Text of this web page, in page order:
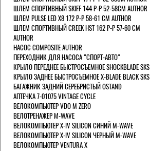
ШЛЕМ СПОРТИВНЫЙ SKIFF 144 Р-Р 52-58СМ AUTHOR
ШЛЕМ PULSE LED X8 172 Р-Р 58-61 СМ AUTHOR
ШЛЕМ СПОРТИВНЫЙ CREEK HST 162 Р-Р 57-60 СМ
AUTHOR
НАСОС COMPOSITE AUTHOR
ПЕРЕХОДНИК ДЛЯ НАСОСА "СПОРТ-АВТО"
КРЫЛО ПЕРЕДНЕЕ БЫСТРОСЪЕМНОЕ SHOCKBLADE SKS
КРЫЛО ЗАДНЕЕ БЫСТРОСЪЕМНОЕ X-BLADE BLACK SKS
БАГАЖНИК ЗАДНИЙ СЕРЕБРИСТЫЙ OSTAND
АПТЕЧКА 7-01075 VINTAGE CYCLE
ВЕЛОКОМПЬЮТЕР VDO M ZERO
ВЕЛОТРЕНАЖЕР M-WAVE
ВЕЛОКОМПЬЮТЕР X-IV SILICON СИНИЙ M-WAVE
ВЕЛОКОМПЬЮТЕР X-IV SILICON ЧЕРНЫЙ M-WAVE
ВЕЛОКОМПЬЮТЕР VENTURA Х